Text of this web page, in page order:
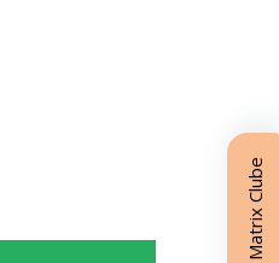
Matrix Clube